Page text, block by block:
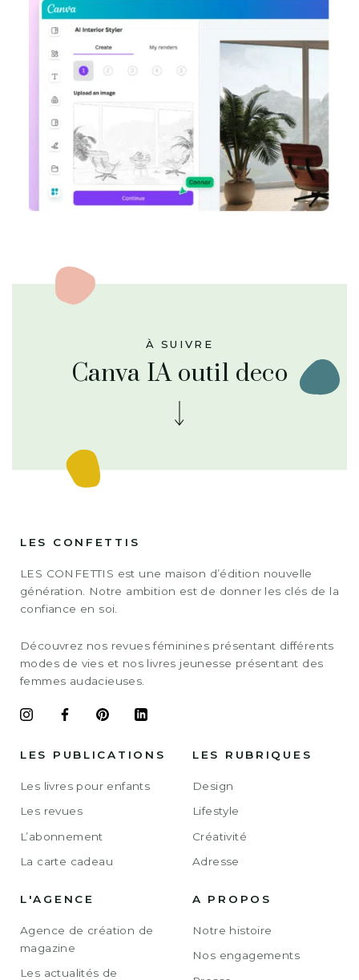
À SUIVRE
Canva IA outil deco
LES CONFETTIS
LES CONFETTIS est une maison d’édition nouvelle
génération. Notre ambition est de donner les clés de la
confiance en soi.
Découvrez nos revues féminines présentant différents
modes de vies et nos livres jeunesse présentant des
femmes audacieuses.
LES PUBLICATIONS
Les livres pour enfants
Les revues
L’abonnement
La carte cadeau
LES RUBRIQUES
Design
Lifestyle
Créativité
Adresse
L'AGENCE
Agence de création de
magazine
Les actualités de
A PROPOS
Notre histoire
Nos engagements